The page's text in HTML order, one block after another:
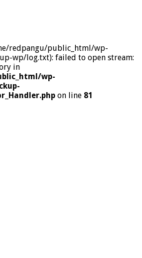
redpangu/public_html/wp-
wp/log.txt): failed to open stream:
in
wp-
on line 81